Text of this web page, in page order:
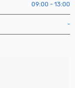
09:00 - 13:00
-